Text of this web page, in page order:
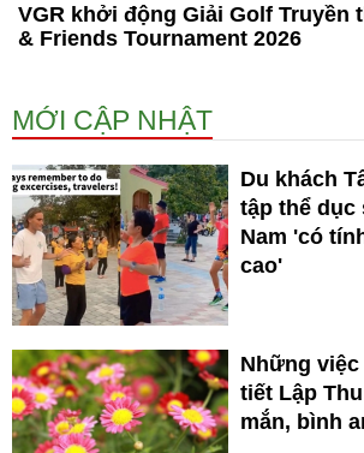
VGR khởi động Giải Golf Truyền
& Friends Tournament 2026
MỚI CẬP NHẬT
Du khách
tập thể dục
Nam 'có
cao'
Những
tiết Lập
mắn, bình